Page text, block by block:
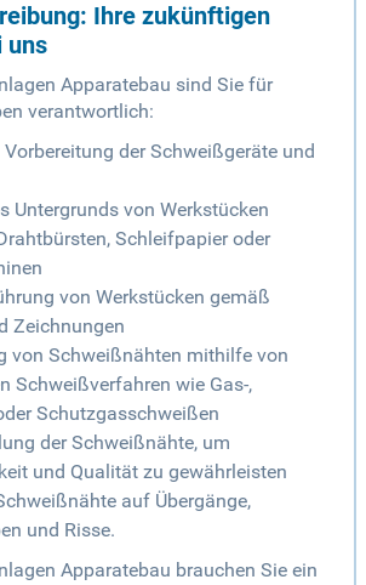
Ihre zukünftigen
uns
Apparatebau sind Sie für
verantwortlich:
der Schweißgeräte und
Untergrunds von Werkstücken
Schleifpapier oder
von Werkstücken gemäß
Zeichnungen
von Schweißnähten mithilfe von
Schweißverfahren wie Gas-,
Schutzgasschweißen
der Schweißnähte, um
und Qualität zu gewährleisten
auf Übergänge,
und Risse.
Apparatebau brauchen Sie ein